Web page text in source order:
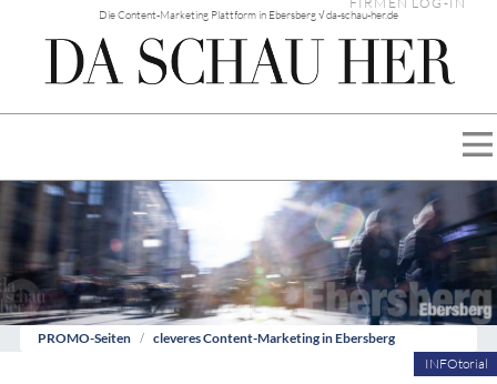
Die Content-Marketing Plattform in Ebersberg √ da-schau-her.de
PROMO-Seiten cleveres Content-Marketing in Ebersberg
INFOtorial